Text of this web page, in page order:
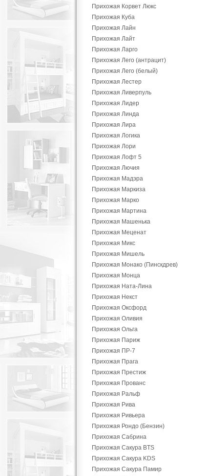
Прихожая Корвет Люкс
Прихожая Куба
Прихожая Лайн
Прихожая Лайт
Прихожая Ларго
Прихожая Лего (антрацит)
Прихожая Лего (белый)
Прихожая Лестер
Прихожая Ливерпуль
Прихожая Лидер
Прихожая Линда
Прихожая Лира
Прихожая Логика
Прихожая Лори
Прихожая Лофт 5
Прихожая Лючия
Прихожая Мадэра
Прихожая Маркиза
Прихожая Марко
Прихожая Мартина
Прихожая Машенька
Прихожая Меценат
Прихожая Микс
Прихожая Мишель
Прихожая Монако (Пинскдрев)
Прихожая Монца
Прихожая Ната-Лина
Прихожая Некст
Прихожая Оксфорд
Прихожая Оливия
Прихожая Ольга
Прихожая Париж
Прихожая ПР-7
Прихожая Прага
Прихожая Престиж
Прихожая Прованс
Прихожая Ральф
Прихожая Рива
Прихожая Ривьера
Прихожая Рондо (Бензин)
Прихожая Сабрина
Прихожая Сакура BTS
Прихожая Сакура KDS
Прихожая Сакура Памир